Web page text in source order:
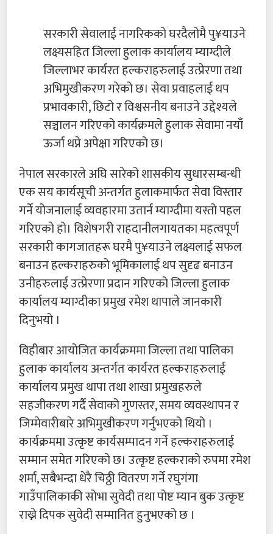
सरकारी सेवालाई नागरिकको घरदैलोमै पु¥याउने
लक्ष्यसहित जिल्ला हुलाक कार्यालय म्याग्दीले
जिल्लाभर कार्यरत हल्कराहरुलाई उत्प्रेरणा तथा
अभिमुखीकरण गरेको छ। सेवा प्रवाहलाई थप
प्रभावकारी, छिटो र विश्वसनीय बनाउने उद्देश्यले
सञ्चालन गरिएको कार्यक्रमले हुलाक सेवामा नयाँ
ऊर्जा थप्ने अपेक्षा गरिएको छ।
नेपाल सरकारले अघि सारेको शासकीय सुधारसम्बन्धी
एक सय कार्यसूची अन्तर्गत हुलाकमार्फत सेवा विस्तार
गर्ने योजनालाई व्यवहारमा उतार्न म्याग्दीमा यस्तो पहल
गरिएको हो। विशेषगरी राहदानीलगायतका महत्वपूर्ण
सरकारी कागजातहरू घरमै पु¥याउने लक्ष्यलाई सफल
बनाउन हल्कराहरुको भूमिकालाई थप सुदृढ बनाउन
उनीहरुलाई उत्प्रेरणा प्रदान गरिएको जिल्ला हुलाक
कार्यालय म्याग्दीका प्रमुख रमेश थापाले जानकारी
दिनुभयो ।
विहीबार आयोजित कार्यक्रममा जिल्ला तथा पालिका
हुलाक कार्यालय अन्तर्गत कार्यरत हल्कराहरुलाई
कार्यालय प्रमुख थापा तथा शाखा प्रमुखहरुले
सहजीकरण गर्दै सेवाको गुणस्तर, समय व्यवस्थापन र
जिम्मेवारीबारे अभिमुखीकरण गर्नुभएको थियो ।
कार्यक्रममा उत्कृष्ट कार्यसम्पादन गर्ने हल्कराहरुलाई
सम्मान समेत गरिएको छ। उत्कृष्ट हल्कराको रुपमा रमेश
शर्मा, सबैभन्दा धेरै चिठ्ठी वितरण गर्ने रघुगंगा
गाउँपालिकाकी सोभा सुवेदी तथा पोष्ट म्यान बुक उत्कृष्ट
राख्ने दिपक सुवेदी सम्मानित हुनुभएको छ ।